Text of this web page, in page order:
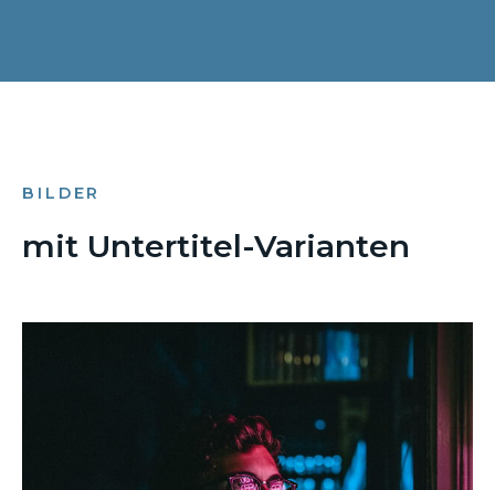
BILDER
mit Untertitel-Varianten